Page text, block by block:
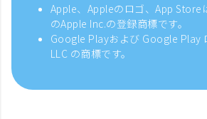
Apple、Appleのロゴ、App Store
のApple Inc.の登録商標です。
Google Playおよび Google Play
LLC の商標です。